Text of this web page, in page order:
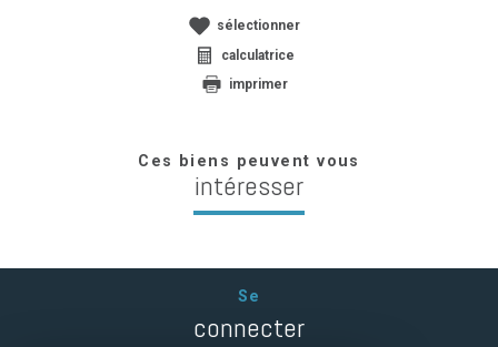
sélectionner
calculatrice
imprimer
Ces biens peuvent vous
intéresser
Se
connecter